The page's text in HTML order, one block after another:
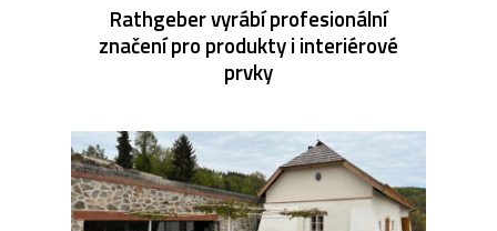
Rathgeber vyrábí profesionální
značení pro produkty i interiérové
prvky